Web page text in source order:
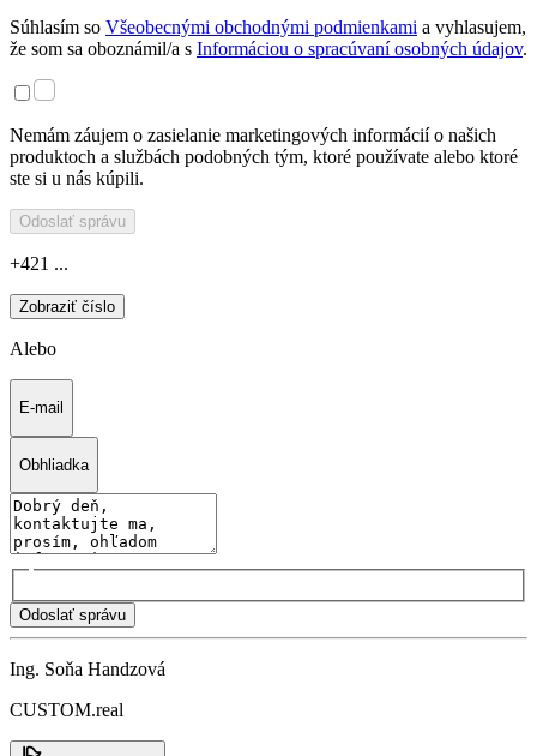
Súhlasím so Všeobecnými obchodnými podmienkami a vyhlasujem,
že som sa oboznámil/a s Informáciou o spracúvaní osobných údajov.
Nemám záujem o zasielanie marketingových informácií o našich
produktoch a službách podobných tým, ktoré používate alebo ktoré
ste si u nás kúpili.
Odoslať správu
+421 ...
Zobraziť číslo
Alebo
E-mail
Obhliadka
Odoslať správu
Ing. Soňa Handzová
CUSTOM.real